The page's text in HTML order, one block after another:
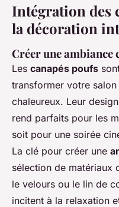
Intégration des
la décoration
Créer une ambiance
Les canapés poufs
transformer votre
chaleureux. Leur
rend parfaits pour les
soit pour une soirée
La clé pour créer une
sélection de matériaux
le velours ou le lin de
incitent à la relaxation